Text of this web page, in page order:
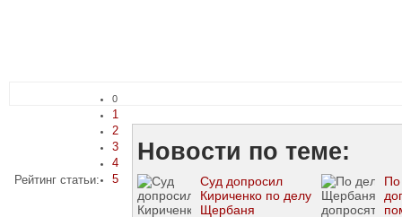
Рейтинг статьи:
0
1
2
3
4
5
Новости по теме:
Суд допросил
Кириченко по делу
Щербаня